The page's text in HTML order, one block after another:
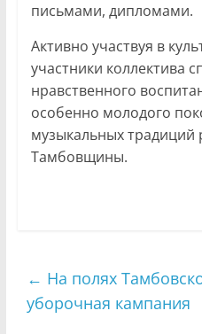
письмами, дипломами.
Активно участвуя в
участники коллектива
нравственного
особенно молодого
музыкальных традиций
Тамбовщины.
← На полях
уборочная кампания